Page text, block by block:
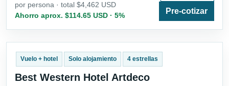
por persona · total $4,462 USD
Ahorro aprox. $114.65 USD · 5%
Pre-cotizar
Vuelo + hotel Solo alojamiento 4 estrellas
Best Western Hotel Artdeco